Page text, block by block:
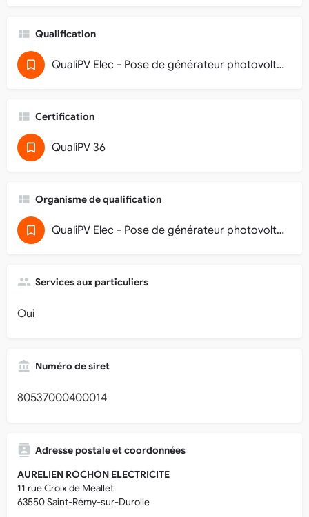
Qualification
QualiPV Elec - Pose de générateur photovoltaïque raccordé au réseau (32)
Certification
QualiPV 36
Organisme de qualification
QualiPV Elec - Pose de générateur photovoltaïque raccordé au réseau (32)
Services aux particuliers
Oui
Numéro de siret
80537000400014
Adresse postale et coordonnées
AURELIEN ROCHON ELECTRICITE
11 rue Croix de Meallet
63550 Saint-Rémy-sur-Durolle